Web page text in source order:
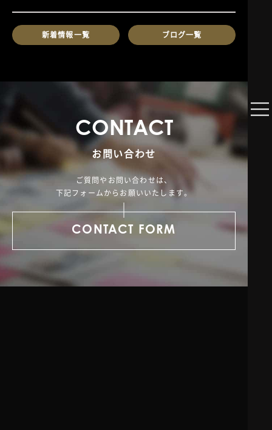
新着情報一覧 ブログ一覧
CONTACT
お問い合わせ
ご質問やお問い合わせは、
下記フォームからお願いいたします。
CONTACT FORM